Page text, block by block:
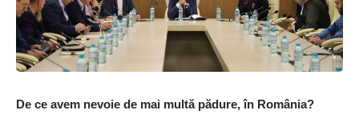
De ce avem nevoie de mai multă pădure, în România?